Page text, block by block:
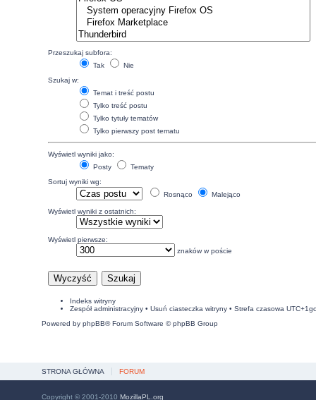
Przeszukaj subfora:
Tak
Nie
Szukaj w:
Temat i treść postu
Tylko treść postu
Tylko tytuły tematów
Tylko pierwszy post tematu
Wyświetl wyniki jako:
Posty
Tematy
Sortuj wyniki wg:
Rosnąco
Malejąco
Wyświetl wyniki z ostatnich:
Wyświetl pierwsze:
znaków w poście
Indeks witryny
Zespół administracyjny• Usuń ciasteczka witryny• Strefa czasowa
Powered by phpBB® Forum Software © phpBB Group
STRONA GŁÓWNA FORUM
Copyright © 2001-2010 MozillaPL.org